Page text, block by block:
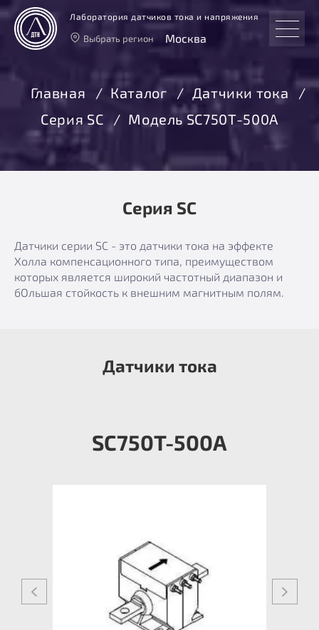
Лаборатория датчиков тока и напряжения
Выбрать регион Москва
Москва
Санкт-Петербург
Екатеринбург
Новосибирск
Главная Каталог
Датчики тока
Серия SC
Модель SC750T-500A
Серия SC
Датчики серии SC - это датчики тока на эффекте
Холла компенсационного типа, преимуществом
которых является широкий частотный диапазон и
бОльшая стойкость к внешним магнитным полям.
Датчики тока
SC750T-500A